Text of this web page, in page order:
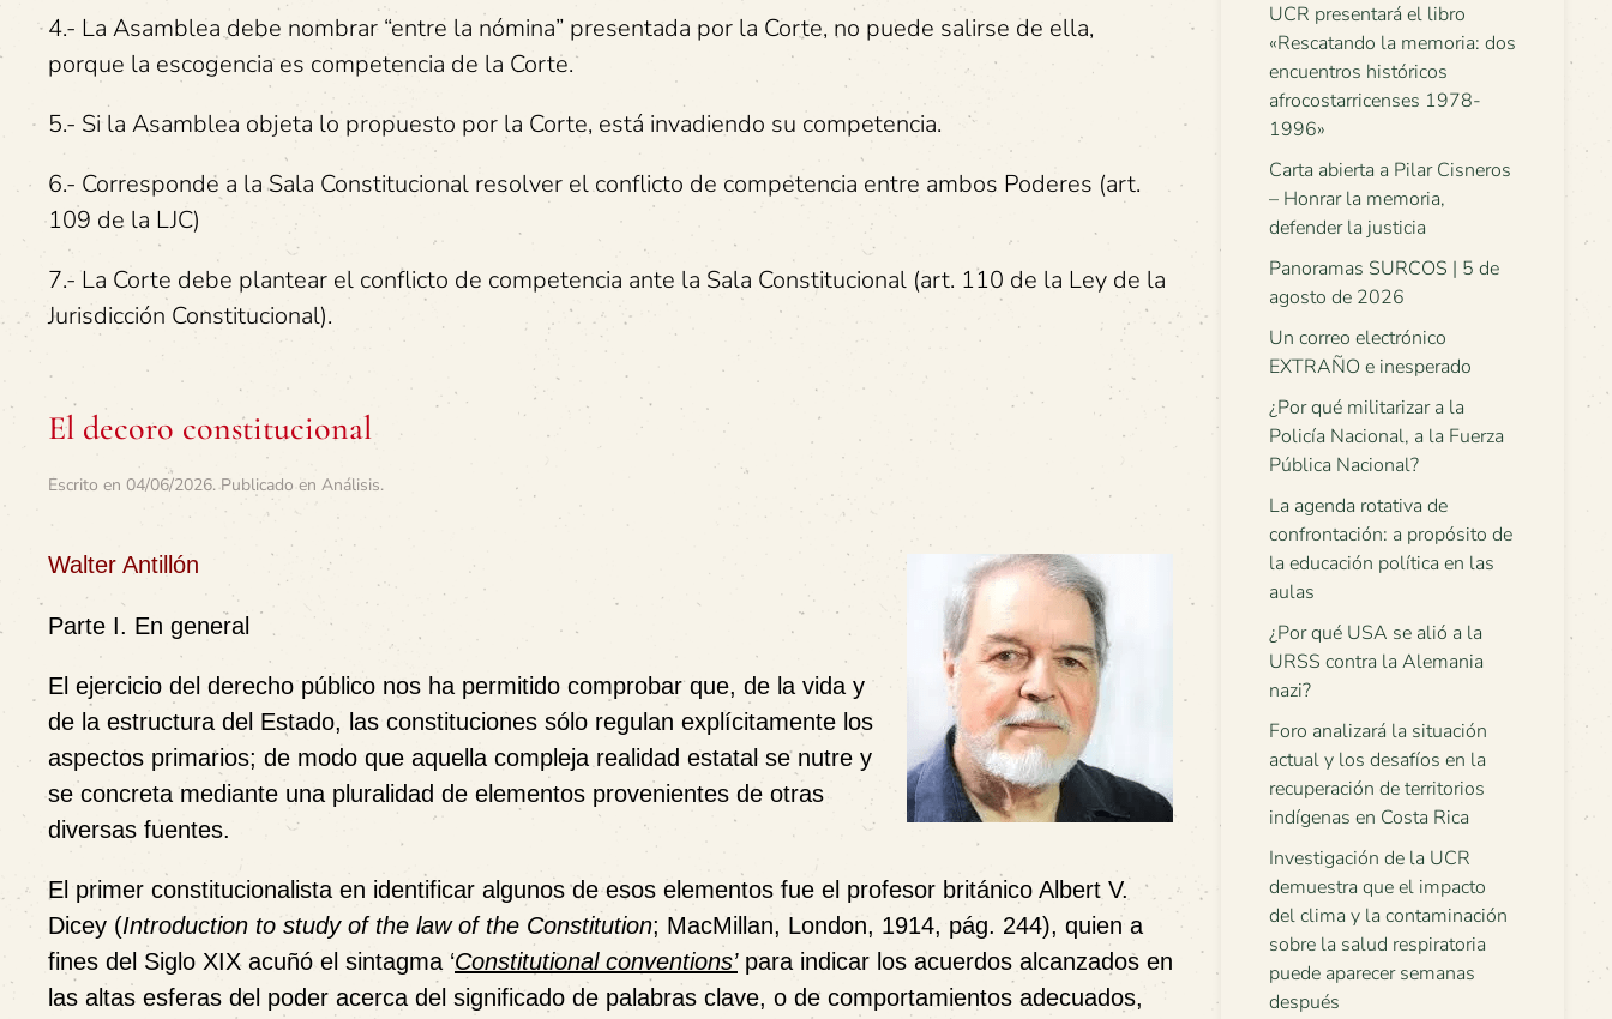
4.- La Asamblea debe nombrar “entre la nómina” presentada por la Corte, no puede salirse de ella,
porque la escogencia es competencia de la Corte.
5.- Si la Asamblea objeta lo propuesto por la Corte, está invadiendo su competencia.
6.- Corresponde a la Sala Constitucional resolver el conflicto de competencia entre ambos Poderes (art.
109 de la LJC)
7.- La Corte debe plantear el conflicto de competencia ante la Sala Constitucional (art. 110 de la Ley de la
Jurisdicción Constitucional).
El decoro constitucional
Escrito en 04/06/2026. Publicado en Análisis.
Walter Antillón
Parte I. En general
El ejercicio del derecho público nos ha permitido comprobar que, de la vida y
de la estructura del Estado, las constituciones sólo regulan explícitamente los
aspectos primarios; de modo que aquella compleja realidad estatal se nutre y
se concreta mediante una pluralidad de elementos provenientes de otras
diversas fuentes.
El primer constitucionalista en identificar algunos de esos elementos fue el profesor británico Albert V.
Dicey (Introduction to study of the law of the Constitution; MacMillan, London, 1914, pág. 244), quien a
fines del Siglo XIX acuñó el sintagma ‘Constitutional conventions’para indicar los acuerdos alcanzados en
las altas esferas del poder acerca del significado de palabras clave, o de comportamientos adecuados,
UCR presentará el libro
«Rescatando la memoria: dos
encuentros históricos
afrocostarricenses 1978-
1996»
Carta abierta a Pilar Cisneros
– Honrar la memoria,
defender la justicia
Panoramas SURCOS | 5 de
agosto de 2026
Un correo electrónico
EXTRAÑO e inesperado
¿Por qué militarizar a la
Policía Nacional, a la Fuerza
Pública Nacional?
La agenda rotativa de
confrontación: a propósito de
la educación política en las
aulas
¿Por qué USA se alió a la
URSS contra la Alemania
nazi?
Foro analizará la situación
actual y los desafíos en la
recuperación de territorios
indígenas en Costa Rica
Investigación de la UCR
demuestra que el impacto
del clima y la contaminación
sobre la salud respiratoria
puede aparecer semanas
después